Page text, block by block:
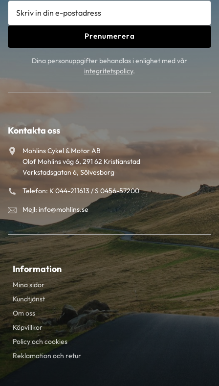
Prenumerera
Dina personuppgifter behandlas i enlighet med vår
integritetspolicy.
Kontakta oss
Mohlins Cykel & Motor AB
Olof Mohlins väg 6, 291 62 Kristianstad
Verkstadsgatan 6, Sölvesborg
Telefon: K 044-211613 / S 0456-57200
Mejl: info@mohlins.se
Information
Mina sidor
Kundtjänst
Om oss
Köpvillkor
Policy och cookies
Reklamation och retur